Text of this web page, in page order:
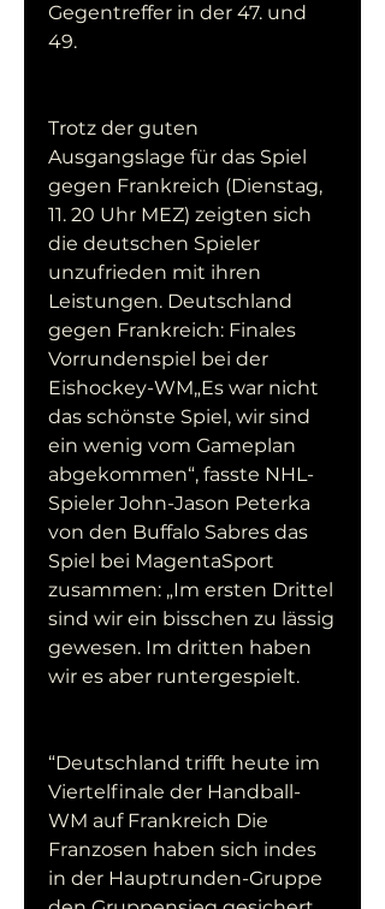
Gegentreffer in der 47. und
49.
Trotz der guten
Ausgangslage für das Spiel
gegen Frankreich (Dienstag,
11. 20 Uhr MEZ) zeigten sich
die deutschen Spieler
unzufrieden mit ihren
Leistungen. Deutschland
gegen Frankreich: Finales
Vorrundenspiel bei der
Eishockey-WM„Es war nicht
das schönste Spiel, wir sind
ein wenig vom Gameplan
abgekommen“, fasste NHL-
Spieler John-Jason Peterka
von den Buffalo Sabres das
Spiel bei MagentaSport
zusammen: „Im ersten Drittel
sind wir ein bisschen zu lässig
gewesen. Im dritten haben
wir es aber runtergespielt.
“Deutschland trifft heute im
Viertelfinale der Handball-
WM auf Frankreich Die
Franzosen haben sich indes
in der Hauptrunden-Gruppe